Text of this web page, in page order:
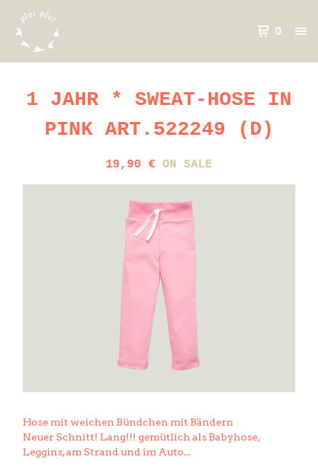
0
1 JAHR * SWEAT-HOSE IN
PINK ART.522249 (D)
19,90 € ON SALE
Hose mit weichen Bündchen mit Bändern
Neuer Schnitt! Lang!!! gemütlich als Babyhose,
Leggins, am Strand und im Auto...